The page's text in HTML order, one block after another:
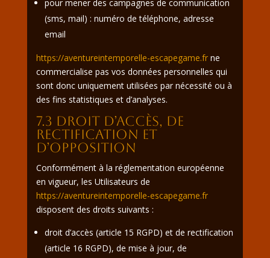
pour mener des campagnes de communication
(sms, mail) : numéro de téléphone, adresse
email
https://aventureintemporelle-escapegame.frne
commercialise pas vos données personnelles qui
sont donc uniquement utilisées par nécessité ou à
des fins statistiques et d’analyses.
7.3 Droit d’accès, de
rectification et
d’opposition
Conformément à la réglementation européenne
en vigueur, les Utilisateurs de
https://aventureintemporelle-escapegame.fr
disposent des droits suivants :
droit d’accès (article 15 RGPD) et de rectification
(article 16 RGPD), de mise à jour, de